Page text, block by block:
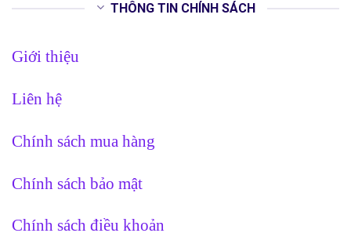
THÔNG TIN CHÍNH SÁCH
Giới thiệu
Liên hệ
Chính sách mua hàng
Chính sách bảo mật
Chính sách điều khoản